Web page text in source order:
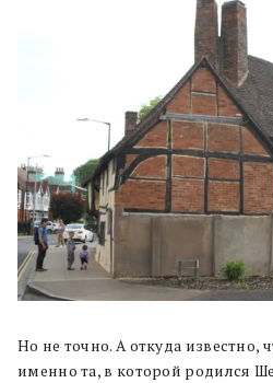
Но не точно. А откуда известно,
именно та, в которой родился